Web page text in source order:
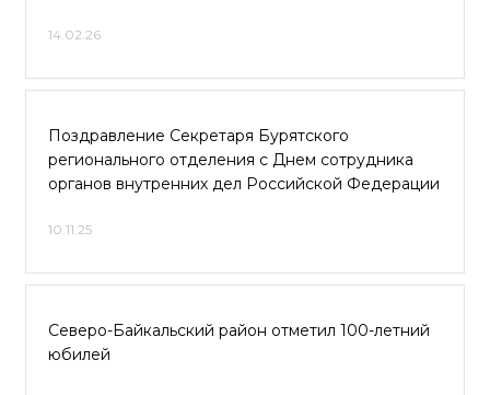
14.02.26
Поздравление Секретаря Бурятского
регионального отделения с Днем сотрудника
органов внутренних дел Российской Федерации
10.11.25
Северо-Байкальский район отметил 100-летний
юбилей